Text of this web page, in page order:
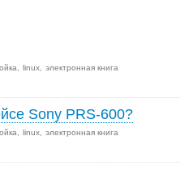
linux электронная книга
Sony PRS-600?
linux электронная книга